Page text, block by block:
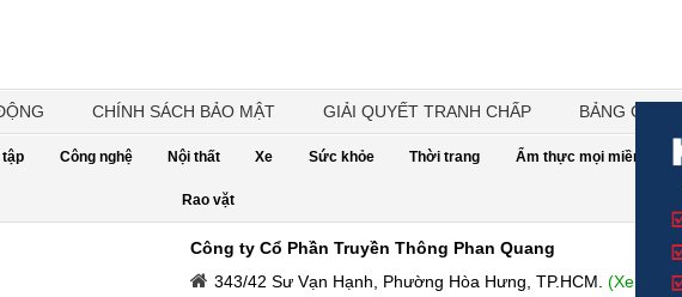
CHÍNH SÁCH BẢO MẬT GIẢI QUYẾT TRANH CHẤP BẢNG GIÁ
tập Công nghệ Nội thất Xe Sức khỏe Thời trang Ẩm thực mọi miền
Rao vặt
Công ty Cổ Phần Truyền Thông Phan Quang
343/42 Sư Vạn Hạnh, Phường Hòa Hưng, TP.HCM. (Xem